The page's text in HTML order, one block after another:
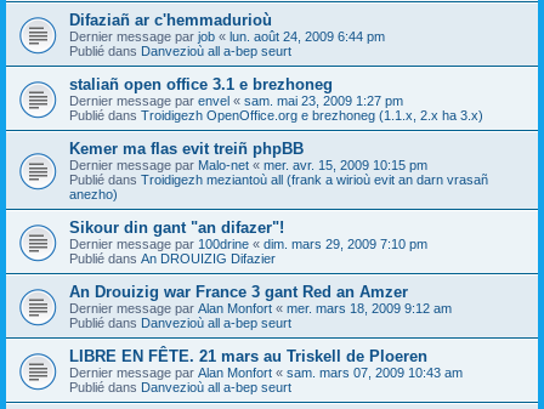
Difaziañ ar c'hemmadurioù
Dernier message par job « lun. août 24, 2009 6:44 pm
Publié dans Danvezioù all a-bep seurt
staliañ open office 3.1 e brezhoneg
Dernier message par envel « sam. mai 23, 2009 1:27 pm
Publié dans Troidigezh OpenOffice.org e brezhoneg (1.1.x, 2.x ha 3.x)
Kemer ma flas evit treiñ phpBB
Dernier message par Malo-net « mer. avr. 15, 2009 10:15 pm
Publié dans Troidigezh meziantoù all (frank a wirioù evit an darn vrasañ
anezho)
Sikour din gant "an difazer"!
Dernier message par 100drine « dim. mars 29, 2009 7:10 pm
Publié dans An DROUIZIG Difazier
An Drouizig war France 3 gant Red an Amzer
Dernier message par Alan Monfort « mer. mars 18, 2009 9:12 am
Publié dans Danvezioù all a-bep seurt
LIBRE EN FÊTE. 21 mars au Triskell de Ploeren
Dernier message par Alan Monfort « sam. mars 07, 2009 10:43 am
Publié dans Danvezioù all a-bep seurt